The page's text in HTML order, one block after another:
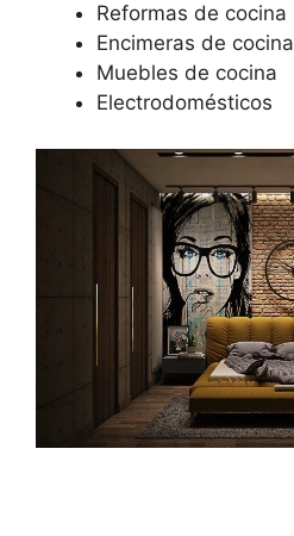
Reformas de cocina
Encimeras de cocina
Muebles de cocina
Electrodomésticos